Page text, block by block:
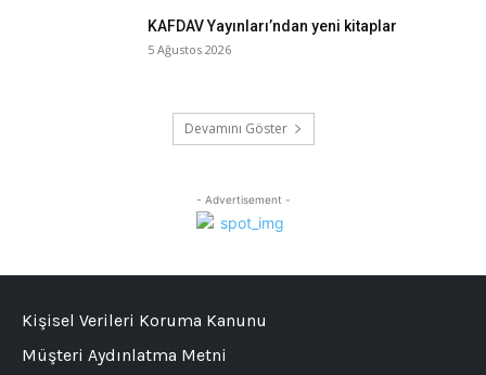
KAFDAV Yayınları’ndan yeni kitaplar
5 Ağustos 2026
Devamını Göster
- Advertisement -
Kişisel Verileri Koruma Kanunu
Müşteri Aydınlatma Metni